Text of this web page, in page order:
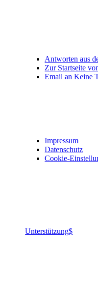
Antworten aus
Zur Startseite
Email an Keine
Impressum
Datenschutz
Cookie-
Unterstützung